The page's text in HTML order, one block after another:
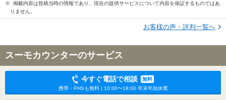
※ 掲載内容は投稿当時の情報であり、現在の提供サービスについて内容を保証するものではあ
りません。
お客様の声・評判一覧へ
スーモカウンターのサービス
今すぐ電話で相談
無料
携帯・PHSも無料 | 10:00〜18:00 年末年始休業